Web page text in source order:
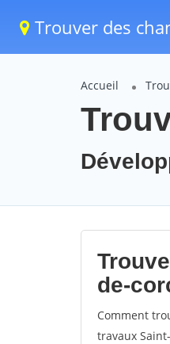
Trouver des
Accueil
de-
Comment
travaux